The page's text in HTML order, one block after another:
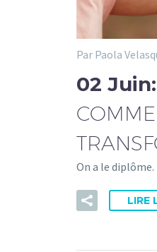
Par Paola
02 Juin:
On a le
LIRE